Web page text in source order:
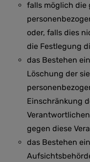
falls möglich die
oder, falls dies
die Festlegung
das Bestehen
Löschung der
Einschränkung
gegen diese
das Bestehen